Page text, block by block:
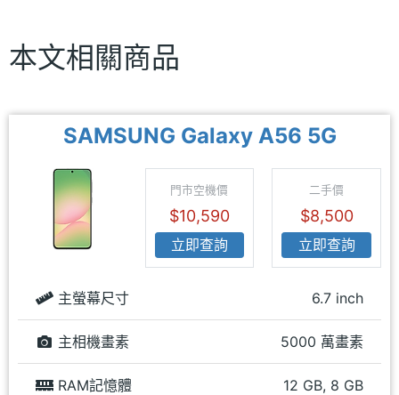
本文相關商品
SAMSUNG Galaxy A56 5G
門市空機價
$10,590
立即查詢
二手價
$8,500
立即查詢
主螢幕尺寸 6.7 inch
主相機畫素 5000 萬畫素
RAM記憶體 12 GB, 8 GB